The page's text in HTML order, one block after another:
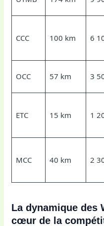
CCC 100 km 6
OCC 57 km 3
ETC 15 km 1
MCC 40 km 2
La dynamique des
cœur de la